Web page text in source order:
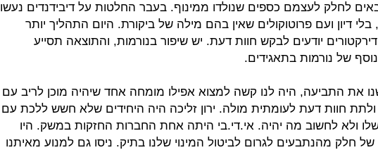
לחלק לעצמם כספים שנולדו ממינוף. בעבר החלטות על דיבידנדים נעשו
בלי דיון ועם פרוטוקולים שאין בהם מילה של ביקורת. היום התהליך יותר
יודעים לבקש חוות דעת. יש שיפור בנורמות, והתוצאה תסייע
של נורמות בתאגידים.
את התביעה, היה לנו קשה למצוא אפילו מומחה אחד שיהיה מוכן לריב עם
חוות דעת לעומתית מולה. ירון זליכה היה היחידים שלא חשש ללכת עם
ולא לחשוב מה יהיה. אי.די.בי היתה אחת החברות החזקות במשק. היו
של חלק מהנתבעים לגרום לביטול המינוי שלנו בתיק. ניסו גם למנוע מאיתנו